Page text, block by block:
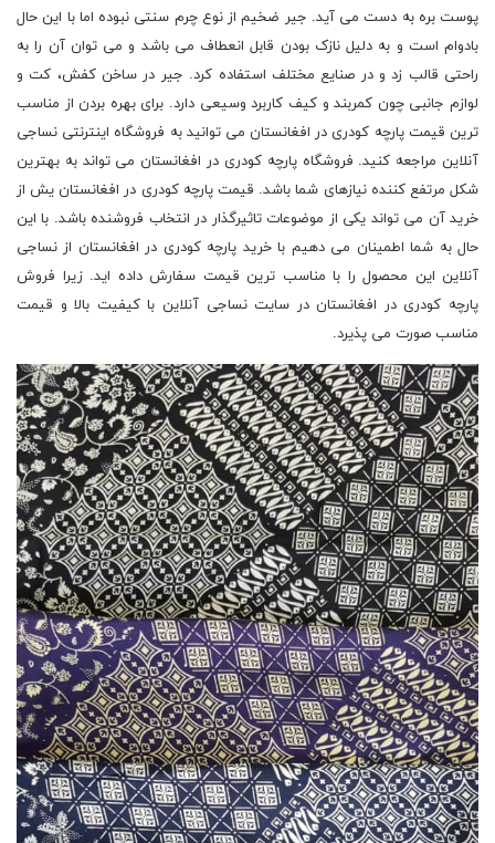
پوست بره به دست می آید. جیر ضخیم از نوع چرم سنتی نبوده اما با این حال
بادوام است و به دلیل نازک بودن قابل انعطاف می باشد و می توان آن را به
راحتی قالب زد و در صنایع مختلف استفاده کرد. جیر در ساخن کفش، کت و
لوازم جانبی چون کمربند و کیف کاربرد وسیعی دارد. برای بهره بردن از مناسب
ترین قیمت پارچه کودری در افغانستان می توانید به فروشگاه اینترنتی نساجی
آنلاین مراجعه کنید. فروشگاه پارچه کودری در افغانستان می تواند به بهترین
شکل مرتفع کننده نیازهای شما باشد. قیمت پارچه کودری در افغانستان یش از
خرید آن می تواند یکی از موضوعات تاثیرگذار در انتخاب فروشنده باشد. با این
حال به شما اطمینان می دهیم با خرید پارچه کودری در افغانستان از نساجی
آنلاین این محصول را با مناسب ترین قیمت سفارش داده اید. زیرا فروش
پارچه کودری در افغانستان در سایت نساجی آنلاین با کیفیت بالا و قیمت
مناسب صورت می پذیرد.